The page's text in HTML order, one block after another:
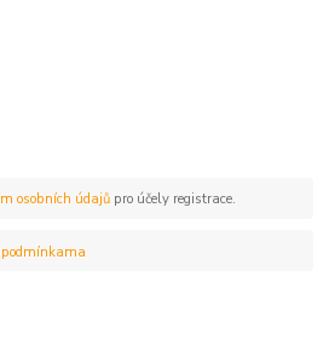
osobních údajůpro účely registrace.